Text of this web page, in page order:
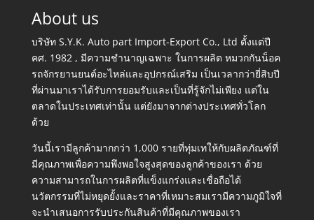
About us
บริษัท S.Y.K. Auto part Import-Export Co., Ltd ตั้งแต่ปี
คศ. 1982 , มีความชำนาญเฉพาะ ในการผลิต หมวกกันน็อค
รถจักรยานยนต์อะไหล่และอุปกรณ์เสริม เป็นเวลากว่ายี่สิบปี
ที่ผ่านมาเราได้รับการยอมรับและเป็นที่รู้จักไม่เพียง แต่ใน
ตลาดในประเทศเท่านั้น แต่ยังมาจากต่างประเทศทั่วโลก
ด้วย
วันนี้เรามีลูกค้ามากกว่า 1,000 รายที่ทุ่มเทให้กับผลิตภัณฑ์ที่
มีคุณภาพเพื่อความพึงพอใจสูงสุดของลูกค้าของเรา ด้วย
ความสามารถในการผลิตที่แข็งแกร่งและเชื่อถือได้
นวัตกรรมที่ไม่หยุดยั้งและราคาที่เหมาะสมเรามีความภูมิใจที่
จะนำเสนอการรับประกันสินค้าที่มีคุณภาพของเรา